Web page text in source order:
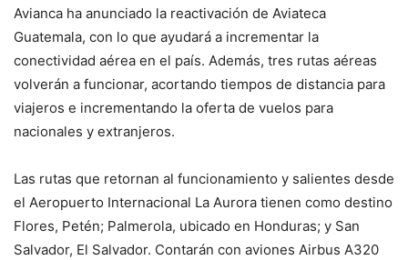
Avianca ha anunciado la reactivación de Aviateca
Guatemala, con lo que ayudará a incrementar la
conectividad aérea en el país. Además, tres rutas aéreas
volverán a funcionar, acortando tiempos de distancia para
viajeros e incrementando la oferta de vuelos para
nacionales y extranjeros.
Las rutas que retornan al funcionamiento y salientes desde
el Aeropuerto Internacional La Aurora tienen como destino
Flores, Petén; Palmerola, ubicado en Honduras; y San
Salvador, El Salvador. Contarán con aviones Airbus A320